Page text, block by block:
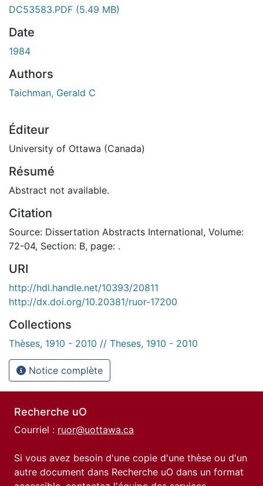
DC53583.PDF (5.49 MB)
Date
1984
Authors
Taichman, Gerald C
Éditeur
University of Ottawa (Canada)
Résumé
Abstract not available.
Citation
Source: Dissertation Abstracts International, Volume:
72-04, Section: B, page: .
URI
http://hdl.handle.net/10393/20811
http://dx.doi.org/10.20381/ruor-17200
Collections
Thèses, 1910 - 2010 // Theses, 1910 - 2010
Notice complète
Recherche uO
Courriel : ruor@uottawa.ca
Si vous avez besoin d'une copie d'une thèse ou d'un
autre document dans Recherche uO dans un format